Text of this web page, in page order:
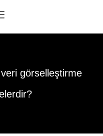
veri görselleştirme